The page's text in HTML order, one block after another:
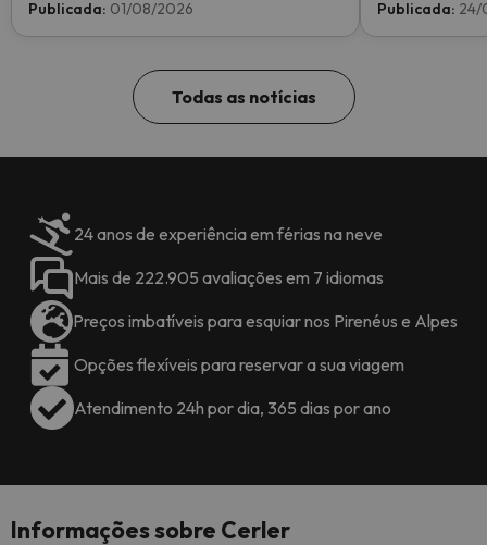
Publicada: 01/08/2026 Publicada: 24/
Todas as notícias
24 anos de experiência em férias na neve
Mais de 222.905 avaliações em 7 idiomas
Preços imbatíveis para esquiar nos Pirenéus e Alpes
Opções flexíveis para reservar a sua viagem
Atendimento 24h por dia, 365 dias por ano
Informações sobre Cerler